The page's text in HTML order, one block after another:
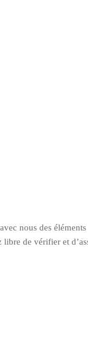
nous des éléments
libre de vérifier et